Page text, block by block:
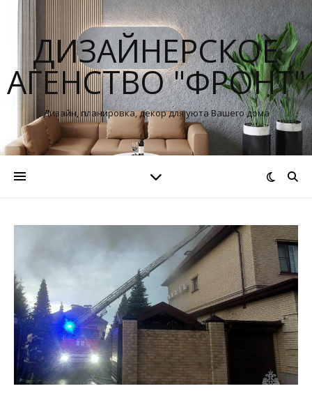
ДИЗАЙНЕРСКОЕ
АГЕНСТВО "ФРОНТ"
Дизайн, планировка, декор для уюта Вашего дома